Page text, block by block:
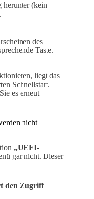
herunter (kein
des
Taste.
liegt das
Schnellstart.
es erneut
nicht
„UEFI-
gar nicht. Dieser
den Zugriff